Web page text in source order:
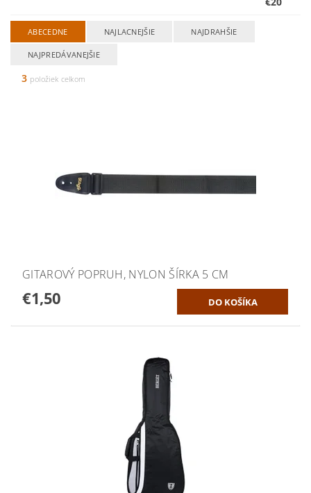
ABECEDNE NAJLACNEJŠIE NAJDRAHŠIE
NAJPREDÁVANEJŠIE
3 položiek celkom
GITAROVÝ POPRUH, NYLON ŠÍRKA 5 CM
€1,50